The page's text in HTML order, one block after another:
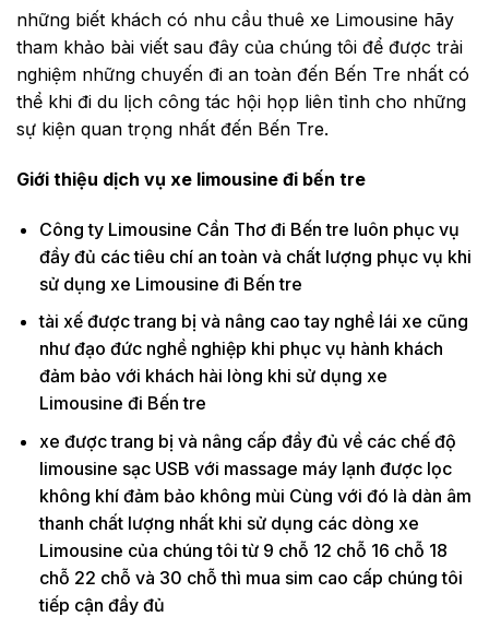
những biết khách có nhu cầu thuê xe Limousine hãy
tham khảo bài viết sau đây của chúng tôi để được trải
nghiệm những chuyến đi an toàn đến Bến Tre nhất có
thể khi đi du lịch công tác hội họp liên tỉnh cho những
sự kiện quan trọng nhất đến Bến Tre.
Giới thiệu dịch vụ xe limousine đi bến tre
Công ty Limousine Cần Thơ đi Bến tre luôn phục vụ
đầy đủ các tiêu chí an toàn và chất lượng phục vụ khi
sử dụng xe Limousine đi Bến tre
tài xế được trang bị và nâng cao tay nghề lái xe cũng
như đạo đức nghề nghiệp khi phục vụ hành khách
đảm bảo với khách hài lòng khi sử dụng xe
Limousine đi Bến tre
xe được trang bị và nâng cấp đầy đủ về các chế độ
limousine sạc USB với massage máy lạnh được lọc
không khí đảm bảo không mùi Cùng với đó là dàn âm
thanh chất lượng nhất khi sử dụng các dòng xe
Limousine của chúng tôi từ 9 chỗ 12 chỗ 16 chỗ 18
chỗ 22 chỗ và 30 chỗ thì mua sim cao cấp chúng tôi
tiếp cận đầy đủ